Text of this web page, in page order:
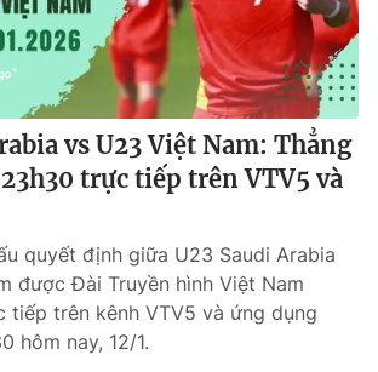
vs U23 Việt Nam: Thẳng
trực tiếp trên VTV5 và
quyết định giữa U23 Saudi Arabia
được Đài Truyền hình Việt Nam
trên kênh VTV5 và ứng dụng
hôm nay, 12/1.